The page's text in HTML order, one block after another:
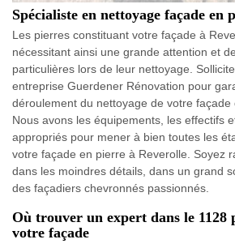
Spécialiste en nettoyage façade en
Les pierres constituant votre façade à
nécessitant ainsi une grande attention et
particulières lors de leur nettoyage.
entreprise Guerdener Rénovation pour
déroulement du nettoyage de votre façade
Nous avons les équipements, les effectifs
appropriés pour mener à bien toutes les
votre façade en pierre à Reverolle. Soyez
dans les moindres détails, dans un grand
des façadiers chevronnés passionnés.
Où trouver un expert dans le 1128
votre façade